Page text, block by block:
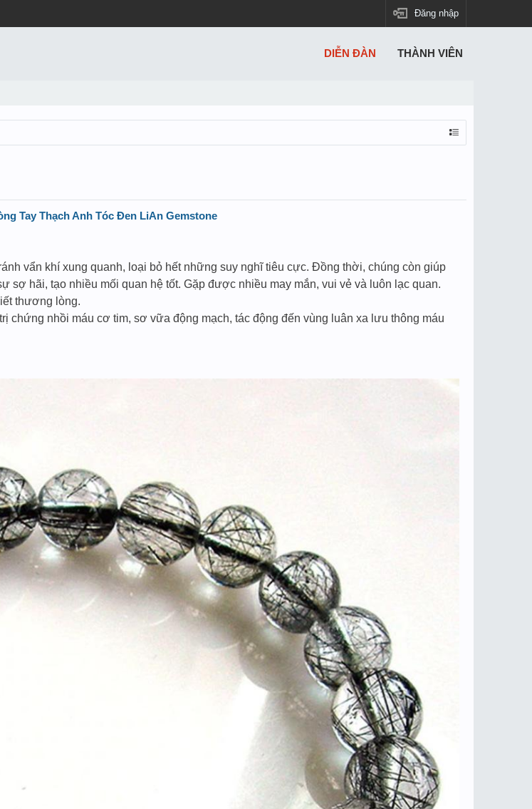
Đăng nhập
Tay Thạch Anh Tóc Đen LiAn Gemstone
vẩn khí xung quanh, loại bỏ hết những suy nghĩ tiêu cực. Đồng thời, chúng còn giúp
sợ hãi, tạo nhiều mối quan hệ tốt. Gặp được nhiều may mắn, vui vẻ và luôn lạc quan.
thương lòng.
chứng nhồi máu cơ tim, sơ vữa động mạch, tác động đến vùng luân xa lưu thông máu
DIỄN ĐÀN THÀNH VIÊN